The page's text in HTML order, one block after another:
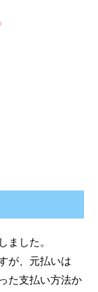
ました。
が、元払いは
た支払い方法か